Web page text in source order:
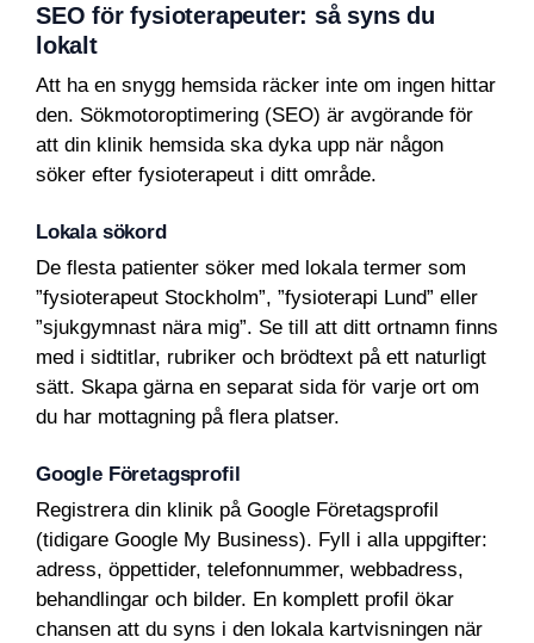
SEO för fysioterapeuter: så syns du
lokalt
Att ha en snygg hemsida räcker inte om ingen hittar
den. Sökmotoroptimering (SEO) är avgörande för
att din klinik hemsida ska dyka upp när någon
söker efter fysioterapeut i ditt område.
Lokala sökord
De flesta patienter söker med lokala termer som
”fysioterapeut Stockholm”, ”fysioterapi Lund” eller
”sjukgymnast nära mig”. Se till att ditt ortnamn finns
med i sidtitlar, rubriker och brödtext på ett naturligt
sätt. Skapa gärna en separat sida för varje ort om
du har mottagning på flera platser.
Google Företagsprofil
Registrera din klinik på Google Företagsprofil
(tidigare Google My Business). Fyll i alla uppgifter:
adress, öppettider, telefonnummer, webbadress,
behandlingar och bilder. En komplett profil ökar
chansen att du syns i den lokala kartvisningen när